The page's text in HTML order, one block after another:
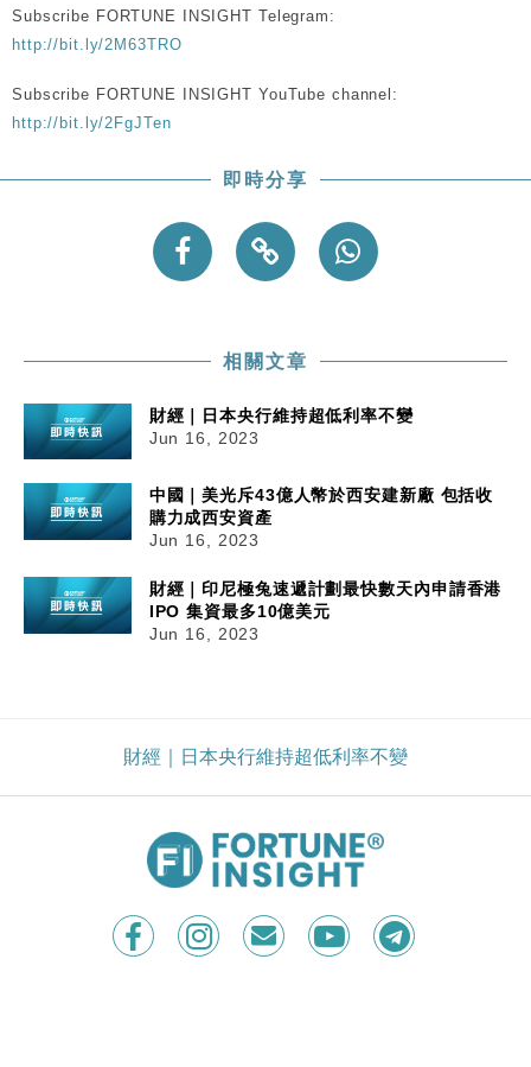
Subscribe FORTUNE INSIGHT Telegram:
http://bit.ly/2M63TRO
Subscribe FORTUNE INSIGHT YouTube channel:
http://bit.ly/2FgJTen
即時分享
相關文章
財經｜日本央行維持超低利率不變
Jun 16, 2023
中國｜美光斥43億人幣於西安建新廠 包括收
購力成西安資產
Jun 16, 2023
財經｜印尼極兔速遞計劃最快數天內申請香港
IPO 集資最多10億美元
Jun 16, 2023
財經｜日本央行維持超低利率不變